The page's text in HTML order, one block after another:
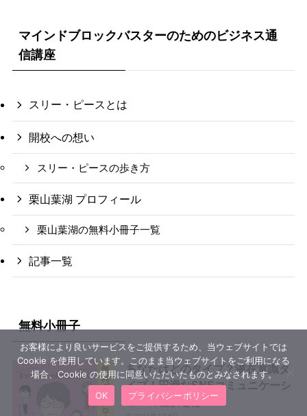
マインドブロックバスターのためのビジネス通
信講座
スリー・ピースとは
開校への想い
スリー・ピースの歩き方
栗山葉湖 プロフィール
栗山葉湖の無料小冊子一覧
記事一覧
無料小冊子
あなたはどのタイプ？潜在意識タ
イプ！円滑なSNSコミュニケーシ
ョンの秘訣とは
お客様により良いサービスをご提供するため、当ウェブサイトでは
Cookie を使用しています。このまま当ウェブサイトをご利用になる
場合、Cookie の使用に同意いただいたものとみなされます。
OK
プライバシーポリシー